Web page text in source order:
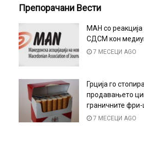
Препорачани Вести
МАН со
СДСМ кон
7 МЕСЕЦИ AGO
Грција го стопира
продавањето
граничните
7 МЕСЕЦИ AGO